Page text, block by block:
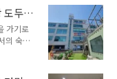
널에 있
곡성 들
를 타
날 먼저
으로의
고 여수
로 가서
도두
가기로
의 숙박
밤은
로 또 제